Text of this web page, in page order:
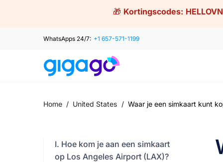
🎁 Kortingscodes:
WhatsApps 24/7: +1 657-571-1199
Home / United States / Waar je een simkaart kunt
I. Hoe kom je aan een simkaart
op Los Angeles Airport (LAX)?